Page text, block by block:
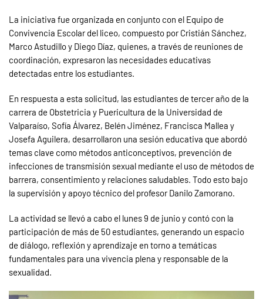
La iniciativa fue organizada en conjunto con el Equipo de
Convivencia Escolar del liceo, compuesto por Cristián Sánchez,
Marco Astudillo y Diego Díaz, quienes, a través de reuniones de
coordinación, expresaron las necesidades educativas
detectadas entre los estudiantes.
En respuesta a esta solicitud, las estudiantes de tercer año de la
carrera de Obstetricia y Puericultura de la Universidad de
Valparaíso, Sofía Álvarez, Belén Jiménez, Francisca Mallea y
Josefa Aguilera, desarrollaron una sesión educativa que abordó
temas clave como métodos anticonceptivos, prevención de
infecciones de transmisión sexual mediante el uso de métodos de
barrera, consentimiento y relaciones saludables. Todo esto bajo
la supervisión y apoyo técnico del profesor Danilo Zamorano.
La actividad se llevó a cabo el lunes 9 de junio y contó con la
participación de más de 50 estudiantes, generando un espacio
de diálogo, reflexión y aprendizaje en torno a temáticas
fundamentales para una vivencia plena y responsable de la
sexualidad.